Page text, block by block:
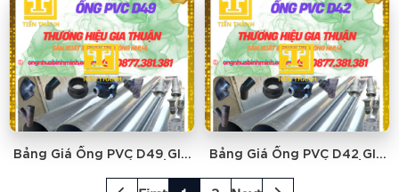
Bảng Giá Ống PVC D49 GIA
Bảng Giá Ống PVC D42 GIA